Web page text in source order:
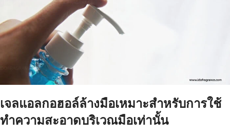
เจลแอลกอฮอล์ล้างมือเหมาะสำหรับการใช้
ทำความสะอาดบริเวณมือเท่านั้น